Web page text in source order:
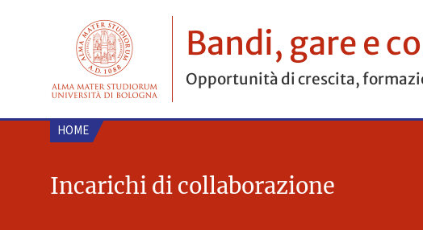
Bandi, gare e
Opportunità di crescita,
HOME
Incarichi di collaborazione